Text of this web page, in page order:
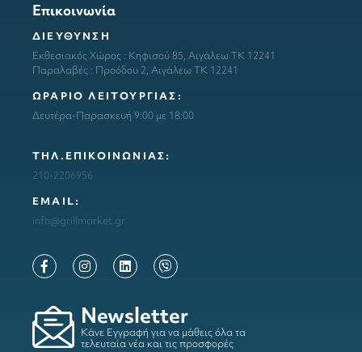
Επικοινωνία
ΔΙΕΥΘΥΝΣΗ
Εκθεσιακός Χώρος : Κηφισού 85, Αιγάλεω ΤΚ 12241
Παραλαβές : Προόδου 2, Αιγάλεω ΤΚ 12241
ΩΡΑΡΙΟ ΛΕΙΤΟΥΡΓΙΑΣ:
Δευτέρα-Παρασκευή 9:00 με 18:00
ΤΗΛ.ΕΠΙΚΟΙΝΩΝΙΑΣ:
210-2206956
ΕΜΑΙL:
info@grillmarket.gr
Newsletter
Κάνε Εγγραφή για να μάθεις όλα τα
τελευταία νέα και τις προσφορές